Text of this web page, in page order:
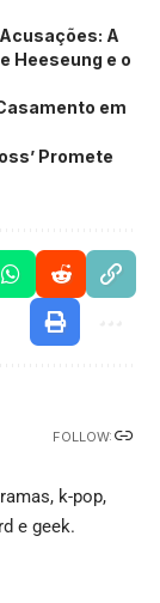
A
Heeseung e o
em
Promete
FOLLOW:
k-pop,
e geek.